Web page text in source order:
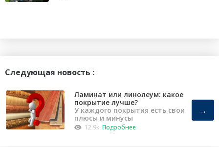
Следующая новость :
Ламинат или линолеум: какое
покрытие лучше?
У каждого покрытия есть свои
плюсы и минусы
12.9к Подробнее
→